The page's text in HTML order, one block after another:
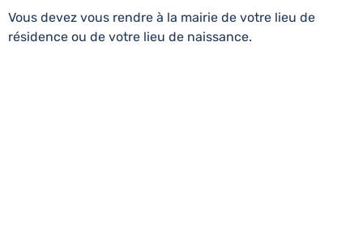
Vous devez vous rendre à la mairie de votre lieu de
résidence ou de votre lieu de naissance.